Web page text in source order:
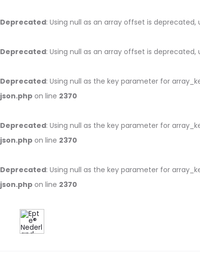
Deprecated: Using null as an array offset is
Deprecated: Using null as an array offset is
Deprecated: Using null as the key parameter for
json.php on line 2370
Deprecated: Using null as the key parameter for
json.php on line 2370
Deprecated: Using null as the key parameter for
json.php on line 2370